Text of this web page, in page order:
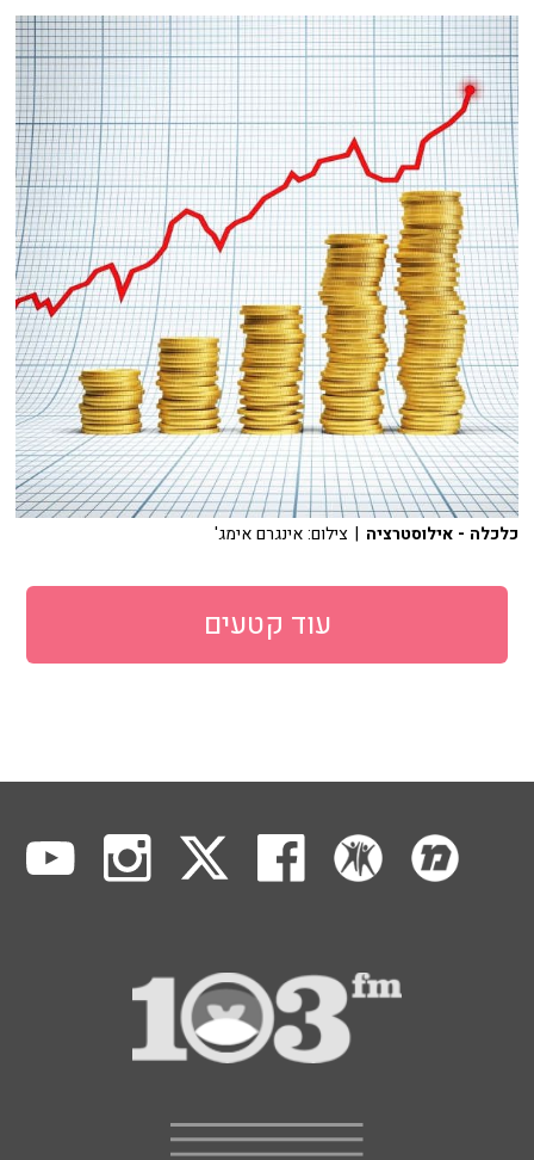
כלכלה - אילוסטרציה | צילום: אינגרם אימג'
עוד קטעים